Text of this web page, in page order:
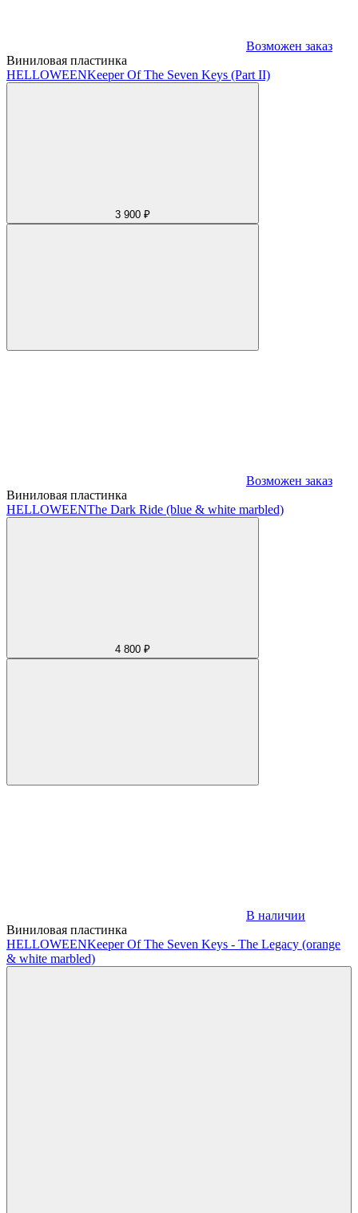
Возможен заказ
Виниловая пластинка
HELLOWEENKeeper Of The Seven Keys (Part II)
3 900 ₽
Возможен заказ
Виниловая пластинка
HELLOWEENThe Dark Ride (blue & white marbled)
4 800 ₽
В наличии
Виниловая пластинка
HELLOWEENKeeper Of The Seven Keys - The Legacy (orange
& white marbled)